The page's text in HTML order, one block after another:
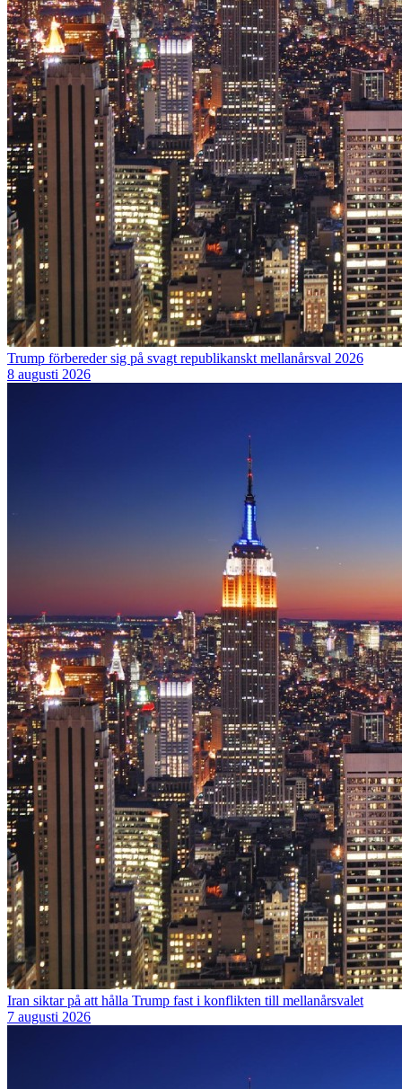
Trump förbereder sig på svagt republikanskt mellanårsval 2026
8 augusti 2026
Iran siktar på att hålla Trump fast i konflikten till mellanårsvalet
7 augusti 2026